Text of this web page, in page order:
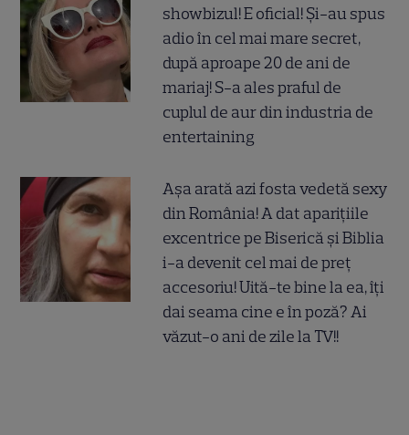
showbizul! E oficial! Și-au spus
adio în cel mai mare secret,
după aproape 20 de ani de
mariaj! S-a ales praful de
cuplul de aur din industria de
entertaining
Așa arată azi fosta vedetă sexy
din România! A dat aparițiile
excentrice pe Biserică și Biblia
i-a devenit cel mai de preț
accesoriu! Uită-te bine la ea, îți
dai seama cine e în poză? Ai
văzut-o ani de zile la TV!!